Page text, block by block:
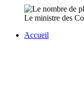
Le ministre des
Accueil